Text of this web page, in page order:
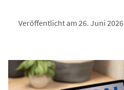
Veröffentlicht am 26. Juni 2026